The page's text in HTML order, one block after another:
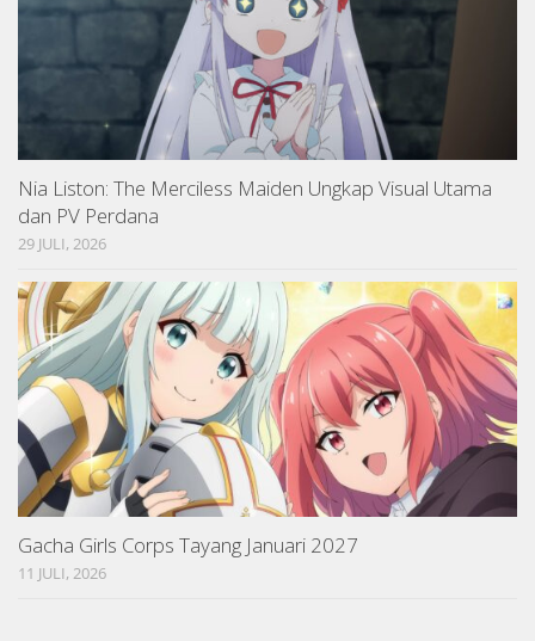
Nia Liston: The Merciless Maiden Ungkap Visual Utama
dan PV Perdana
29 JULI, 2026
Gacha Girls Corps Tayang Januari 2027
11 JULI, 2026